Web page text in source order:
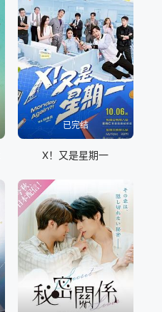
已完结
X！又是星期一